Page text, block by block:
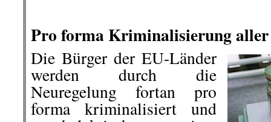
Pro forma Kriminalisierung
Die Bürger der EU-Länder
werden durch die
Neuregelung fortan pro
forma kriminalisiert und